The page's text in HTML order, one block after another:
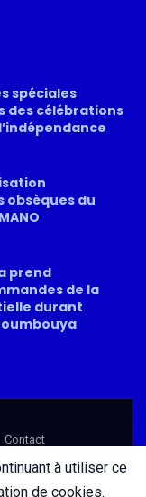
spéciales
des célébrations
obsèques du
prend
de la
durant
Contact
à utiliser ce
de cookies.